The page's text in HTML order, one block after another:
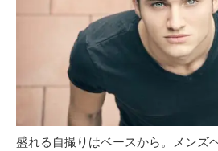
盛れる自撮りはベースから。メンズ